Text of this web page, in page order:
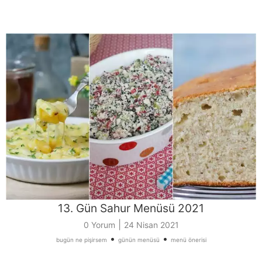
13. Gün Sahur Menüsü 2021
0 Yorum 24 Nisan 2021
bugün ne pişirsem • günün menüsü • menü önerisi